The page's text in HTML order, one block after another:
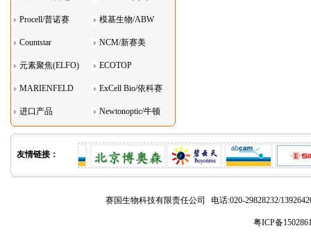
Procell/普诺赛 模基生物/ABW
Countstar NCM/新赛美
元素聚焦(ELFO) ECOTOP
MARIENFELD ExCell Bio/依科赛
进口产品 Newtonoptic/牛顿
光学
友情链接：
赛国生物科技有限责任公司 电话:020-29828232/
粤ICP备